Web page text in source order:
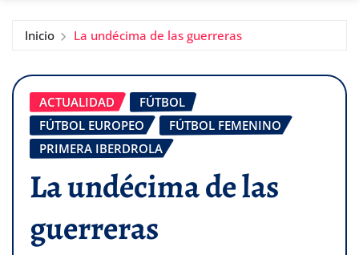
Inicio La undécima de las guerreras
ACTUALIDAD
FÚTBOL
FÚTBOL EUROPEO
FÚTBOL FEMENINO
PRIMERA IBERDROLA
La undécima de las
guerreras